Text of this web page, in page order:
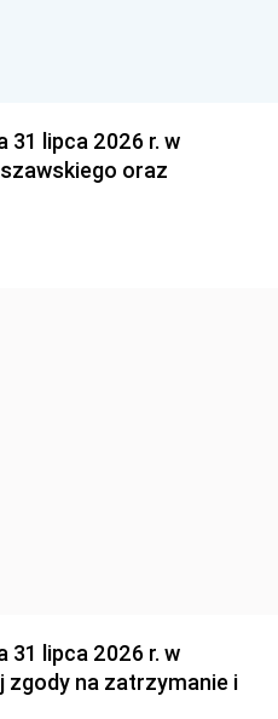
31 lipca 2026 r. w
oraz
31 lipca 2026 r. w
zgody na zatrzymanie i